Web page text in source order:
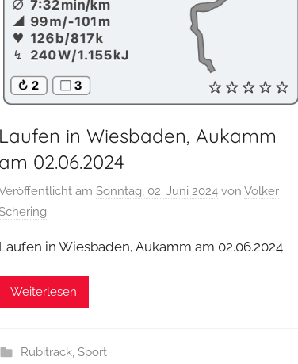
Laufen in Wiesbaden, Aukamm
am 02.06.2024
amSonntag, 02. Juni 2024 vonVolker
Laufen in Wiesbaden, Aukamm am 02.06.2024
Weiterlesen
Rubitrack, Sport